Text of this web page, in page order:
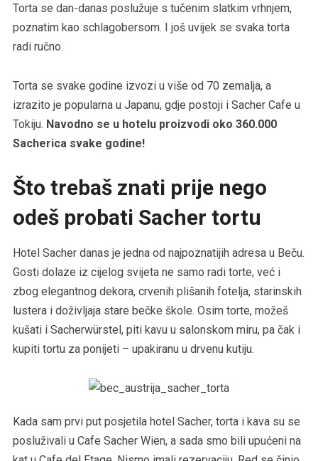
Torta se dan-danas poslužuje s tučenim slatkim vrhnjem,
poznatim kao schlagobersom. I još uvijek se svaka torta
radi ručno.
Torta se svake godine izvozi u više od 70 zemalja, a
izrazito je popularna u Japanu, gdje postoji i Sacher Cafe u
Tokiju. Navodno se u hotelu proizvodi oko 360.000
Sacherica svake godine!
Što trebaš znati prije nego
odeš probati Sacher tortu
Hotel Sacher danas je jedna od najpoznatijih adresa u Beču.
Gosti dolaze iz cijelog svijeta ne samo radi torte, već i
zbog elegantnog dekora, crvenih plišanih fotelja, starinskih
lustera i doživljaja stare bečke škole. Osim torte, možeš
kušati i Sacherwürstel, piti kavu u salonskom miru, pa čak i
kupiti tortu za ponijeti – upakiranu u drvenu kutiju.
Kada sam prvi put posjetila hotel Sacher, torta i kava su se
posluživali u Cafe Sacher Wien, a sada smo bili upućeni na